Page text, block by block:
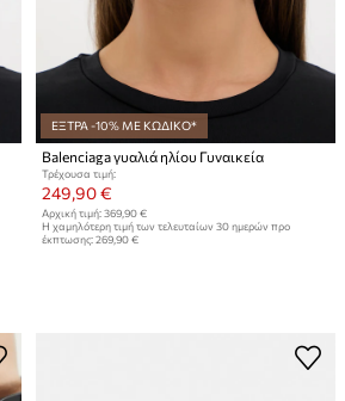
ΕΞΤΡΑ -10% ΜΕ ΚΩΔΙΚΟ*
Balenciaga γυαλιά ηλίου Γυναικεία
Τρέχουσα τιμή:
249,90 €
Αρχική τιμή: 369,90 €
Η χαμηλότερη τιμή των τελευταίων 30 ημερών προ
έκπτωσης: 269,90 €